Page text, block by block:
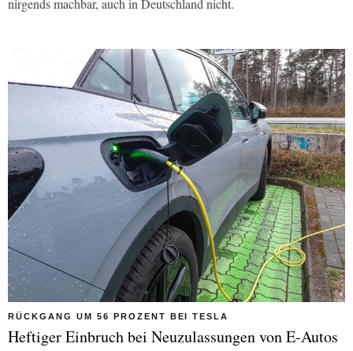
nirgends machbar, auch in Deutschland nicht.
RÜCKGANG UM 56 PROZENT BEI TESLA
Heftiger Einbruch bei Neuzulassungen von E-Autos